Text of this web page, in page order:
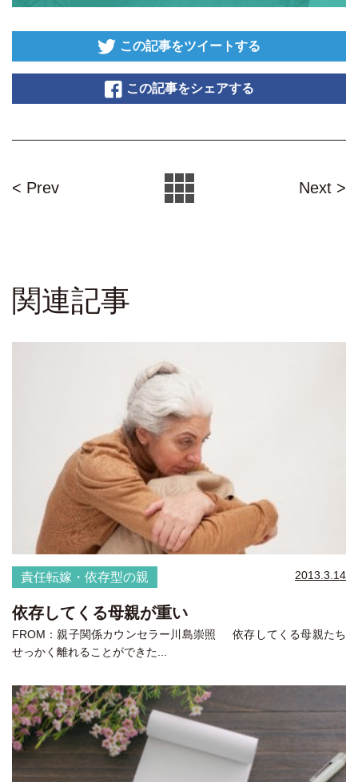
この記事をツイートする
この記事をシェアする
< Prev Next >
関連記事
責任転嫁・依存型の親 2013.3.14
依存してくる母親が重い
FROM：親子関係カウンセラー川島崇照 依存してくる母親たち
せっかく離れることができた...